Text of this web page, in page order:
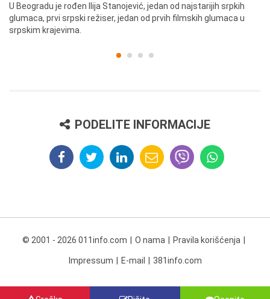
U Beogradu je rođen Ilija Stanojević, jedan od najstarijih srpkih
glumaca, prvi srpski režiser, jedan od prvih filmskih glumaca u
srpskim krajevima.
PODELITE INFORMACIJE
© 2001 - 2026 011info.com O nama Pravila korišćenja
Impressum E-mail 381info.com